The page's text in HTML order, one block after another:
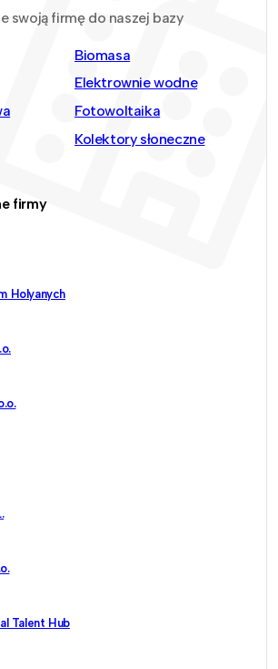
swoją firmę do naszej bazy
Biomasa
Elektrownie wodne
Fotowoltaika
Kolektory słoneczne
firmy
Holyanych
Talent Hub